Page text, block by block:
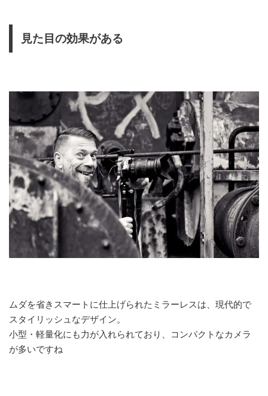
見た目の効果がある
ムダを省きスマートに仕上げられたミラーレスは、現代的で
スタイリッシュなデザイン。
小型・軽量化にも力が入れられており、コンパクトなカメラ
が多いですね